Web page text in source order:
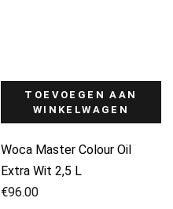
TOEVOEGEN AAN
WINKELWAGEN
Woca Master Colour Oil
Extra Wit 2,5 L
€96.00